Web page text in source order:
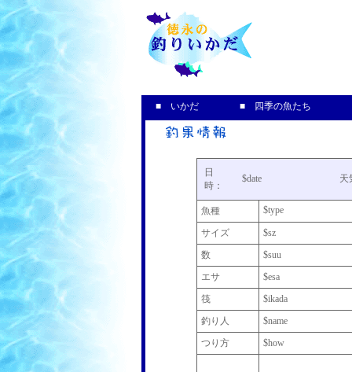
■ いかだ ■ 四季の魚たち
日
時：
$date 天
魚種 $type
サイズ
$sz
数
$suu
エサ
$esa
筏
$ikada
釣り人
$name
つり方
$how